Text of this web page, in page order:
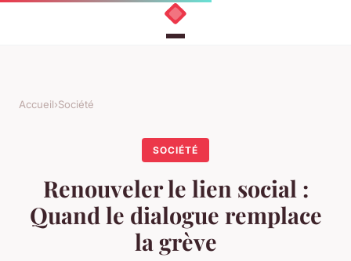
Accueil›Société
SOCIÉTÉ
Renouveler le lien social :
Quand le dialogue remplace
la grève